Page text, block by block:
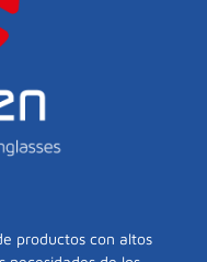
productos con altos